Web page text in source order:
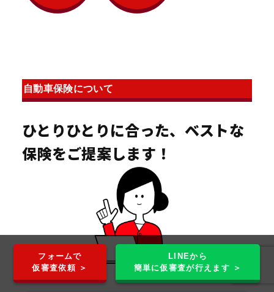
フォームで
仮審査依頼 ＞
LINEから
簡単に仮審査が行えます ＞
自動車保険について
ひとりひとりに合った、ベストな
保険をご提案します！